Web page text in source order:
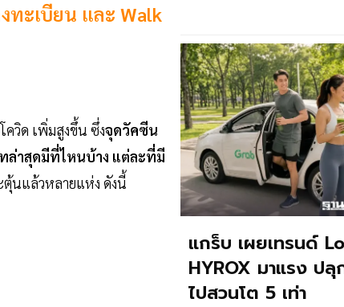
ทะเบียน และ Walk
ควิด เพิ่มสูงขึ้น ซึ่งจุดวัคซีน
ล่าสุดมีที่ไหนบ้าง แต่ละที่มี
ตุ้นแล้วหลายแห่ง ดังนี้
แกร็บ เผยเทรนด์
HYROX มาแรง ป
ไปสวนโต 5 เท่า